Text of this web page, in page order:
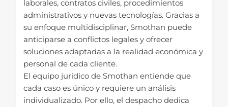
laborales, contratos civiles, procedimientos
administrativos y nuevas tecnologías. Gracias a
su enfoque multidisciplinar, Smothan puede
anticiparse a conflictos legales y ofrecer
soluciones adaptadas a la realidad económica y
personal de cada cliente.
El equipo jurídico de Smothan entiende que
cada caso es único y requiere un análisis
individualizado. Por ello, el despacho dedica